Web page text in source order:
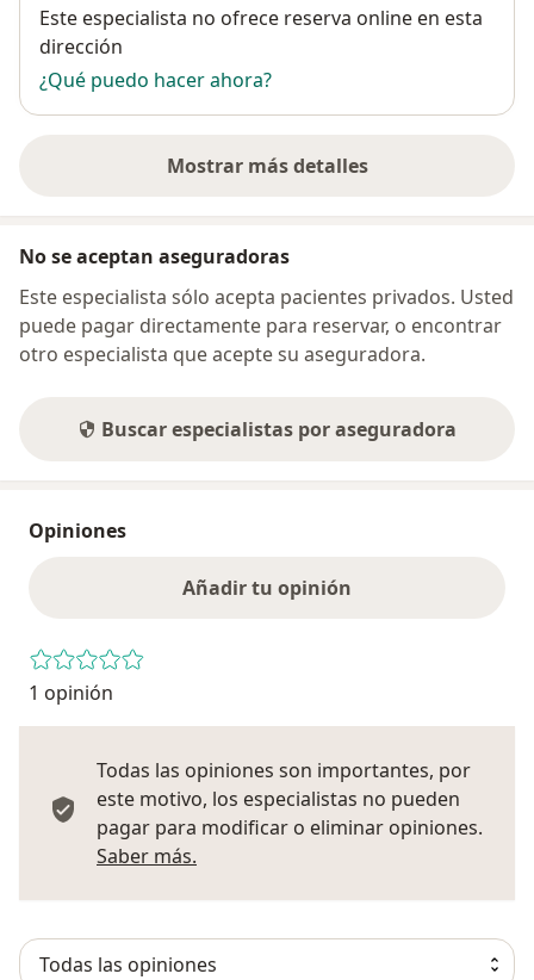
Disponibilidad
Este especialista no ofrece reserva online en esta
dirección
¿Qué puedo hacer ahora?
Mostrar más detalles
sobre la dirección
No se aceptan aseguradoras
Este especialista sólo acepta pacientes privados. Usted
puede pagar directamente para reservar, o encontrar
otro especialista que acepte su aseguradora.
Buscar especialistas por aseguradora
Opiniones
Añadir tu opinión
1 opinión
Todas las opiniones son importantes, por
este motivo, los especialistas no pueden
pagar para modificar o eliminar opiniones.
Saber más.